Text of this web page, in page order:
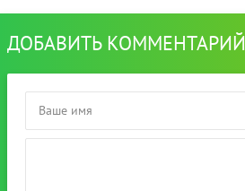
ДОБАВИТЬ КОММЕНТАРИЙ